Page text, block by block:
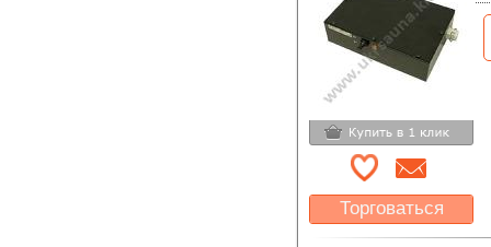
Торговаться
Какая цена Вас